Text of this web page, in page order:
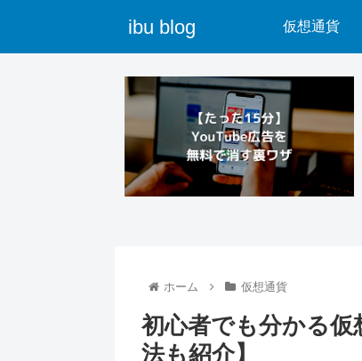
ibu blog 仮想通貨
ホーム 仮想通貨
初心者でも分かる
法も紹介】